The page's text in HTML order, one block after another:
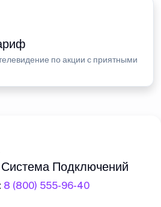
по акции с приятными
Подключений
8 (800) 555-96-40